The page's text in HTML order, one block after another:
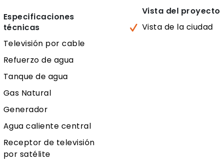
Especificaciones
técnicas
Televisión por cable
Refuerzo de agua
Tanque de agua
Gas Natural
Generador
Agua caliente central
Receptor de televisión
por satélite
Vista del proyecto
Vista de la ciudad